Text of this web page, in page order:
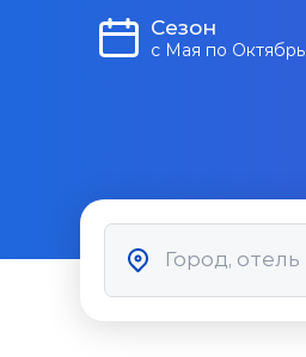
Сезон
с Мая по Октябрь